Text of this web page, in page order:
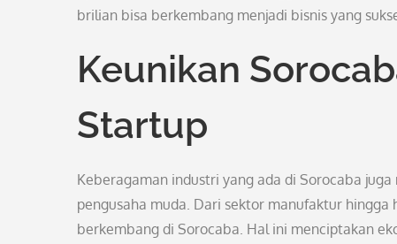
brilian bisa berkembang menjadi bisnis yang
Keunikan
Startup
Keberagaman industri yang ada di Sorocaba
pengusaha muda. Dari sektor manufaktur
berkembang di Sorocaba. Hal ini menciptakan